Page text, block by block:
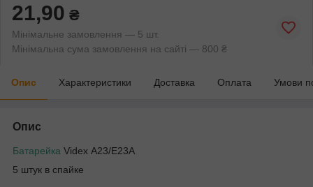
21,90 ₴
Мінімальне замовлення — 5 шт.
Мінімальна сума замовлення на сайті — 800 ₴
Опис Характеристики Доставка Оплата Умови
Опис
Батарейка Videx А23/Е23А
5 штук в спайке